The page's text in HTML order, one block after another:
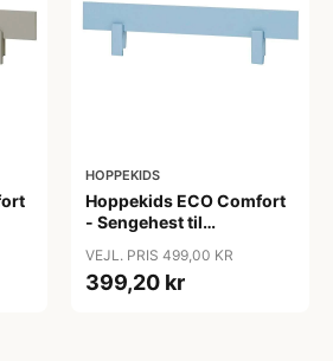
HOPPEKIDS
Hoppekids ECO Comfort
- Sengehest til
VEJL. PRIS 499,00 KR
399,20 kr